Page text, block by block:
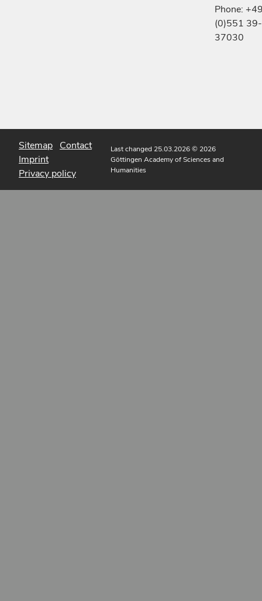
Phone:
(0)551 39-
37030
Sitemap Contact
Imprint
Privacy policy
Last changed 25.03.2026© 2026
Göttingen Academy of Sciences and
Humanities